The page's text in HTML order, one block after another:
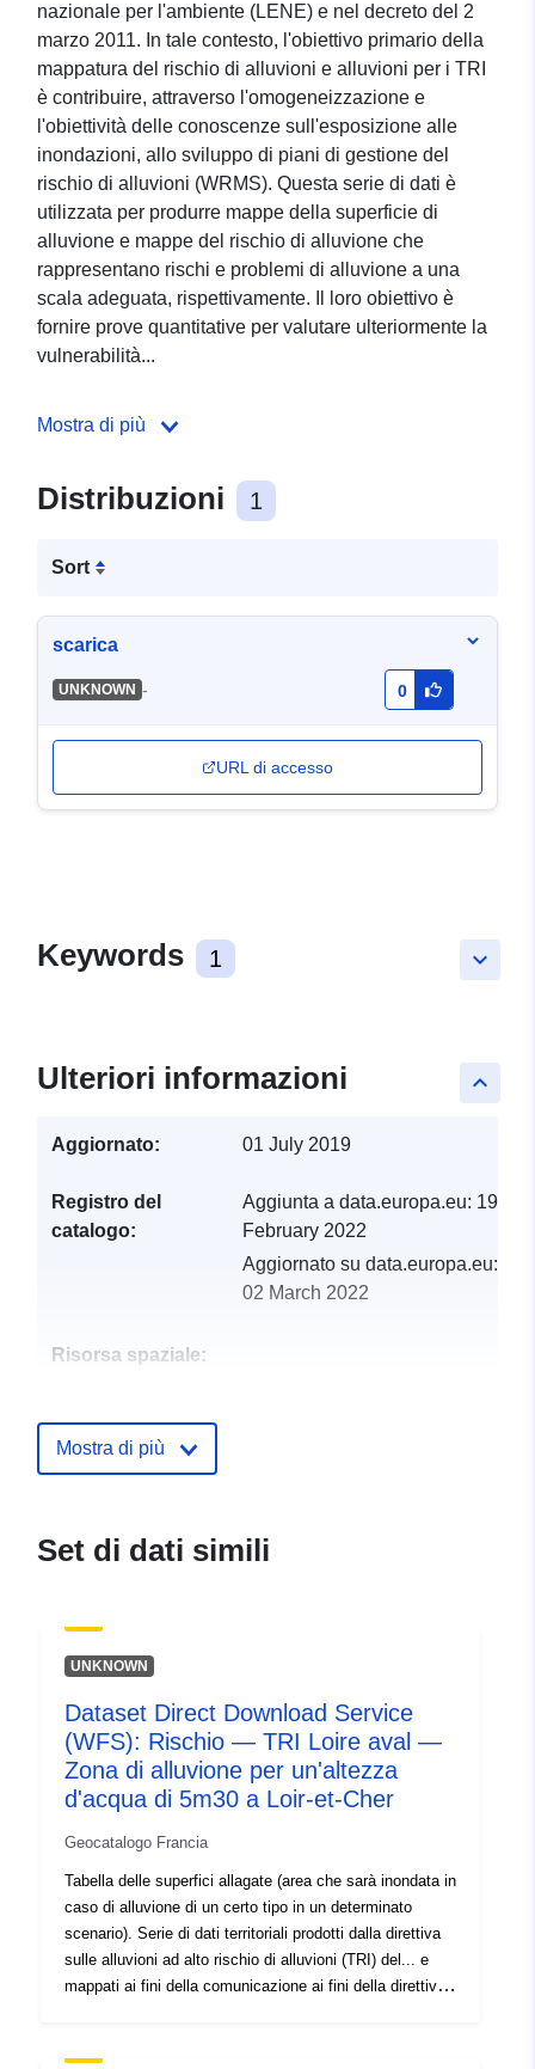
nazionale per l'ambiente (LENE) e nel decreto del 2
marzo 2011. In tale contesto, l'obiettivo primario della
mappatura del rischio di alluvioni e alluvioni per i TRI
è contribuire, attraverso l'omogeneizzazione e
l'obiettività delle conoscenze sull'esposizione alle
inondazioni, allo sviluppo di piani di gestione del
rischio di alluvioni (WRMS). Questa serie di dati è
utilizzata per produrre mappe della superficie di
alluvione e mappe del rischio di alluvione che
rappresentano rischi e problemi di alluvione a una
scala adeguata, rispettivamente. Il loro obiettivo è
fornire prove quantitative per valutare ulteriormente la
vulnerabilità...
Mostra di più
Distribuzioni 1
Sort
scarica
UNKNOWN - 0
URL di accesso
keyboard_arrow_down
Keywords 1
keyboard_arrow_up
Ulteriori informazioni
Aggiornato: 01 July 2019
Registro del
catalogo:
Aggiunta a data.europa.eu: 19
February 2022
Aggiornato su data.europa.eu:
02 March 2022
Risorsa spaziale:
ec6e1e06baea
Tipo:
Risorsa:
http://inspire.ec.europa.eu/
codelist/SpatialDataServiceType/
Mostra di più
Set di dati simili
UNKNOWN
Dataset Direct Download Service
(WFS): Rischio — TRI Loire aval —
Zona di alluvione per un'altezza
d'acqua di 5m30 a Loir-et-Cher
Geocatalogo Francia
Tabella delle superfici allagate (area che sarà inondata in
caso di alluvione di un certo tipo in un determinato
scenario). Serie di dati territoriali prodotti dalla direttiva
sulle alluvioni ad alto rischio di alluvioni (TRI) del... e
mappati ai fini della comunicazione ai fini della direttiva
alla gestione dei rischi di alluvioni (GU L 288 del 6-11-